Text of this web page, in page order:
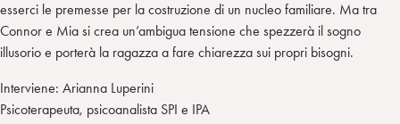
esserci le premesse per la costruzione di un nucleo familiare. Ma tra
Connor e Mia si crea un’ambigua tensione che spezzerà il sogno
illusorio e porterà la ragazza a fare chiarezza sui propri bisogni.
Interviene: Arianna Luperini
Psicoterapeuta, psicoanalista SPI e IPA